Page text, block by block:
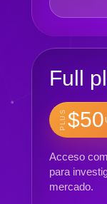
Full
PLUS$50
Acceso
para
mercado.